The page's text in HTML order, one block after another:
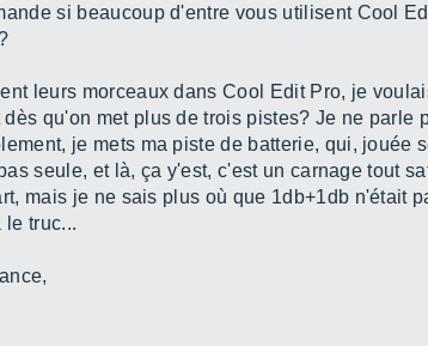
si beaucoup d'entre vous utilisent Cool
leurs morceaux dans Cool Edit Pro, je
qu'on met plus de trois pistes? Je ne
je mets ma piste de batterie, qui,
seule, et là, ça y'est, c'est un carnage tout
mais je ne sais plus où que 1db+1db n'était
le truc...